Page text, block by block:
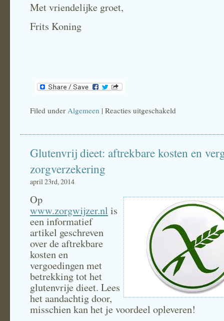
Met vriendelijke groet,
Frits Koning
Filed under Algemeen | Reacties uitgeschakeld
onderzoek
Coeliakie
Glutenvrij dieet: aftrekbare kosten en
zorgverzekering
april 23rd, 2014
Op
www.zorgwijzer.nl is
een informatief
artikel geschreven
over de aftrekbare
kosten en
vergoedingen met
betrekking tot het
glutenvrije dieet. Lees
het aandachtig door,
misschien kan het je voordeel opleveren!